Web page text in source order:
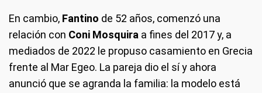
En cambio, Fantino de 52 años, comenzó una
relación con Coni Mosquira a fines del 2017 y, a
mediados de 2022 le propuso casamiento en Grecia
frente al Mar Egeo. La pareja dio el sí y ahora
anunció que se agranda la familia: la modelo está